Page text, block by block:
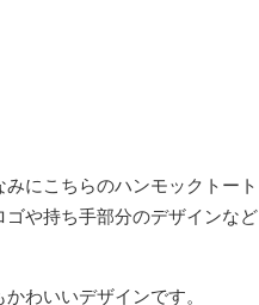
にこちらのハンモックトート
や持ち手部分のデザインなど
わいいデザインです。